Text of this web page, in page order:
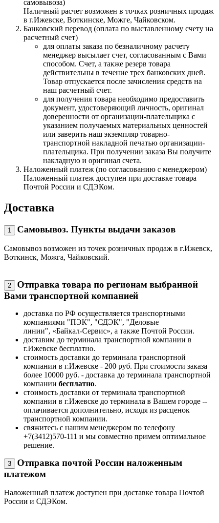
самовывоза)
Наличный расчет возможен в точках розничных продаж
в г.Ижевске, Воткинске, Можге, Чайковском.
Банковский перевод (оплата по выставленному счету на
расчетный счет)
для оплаты заказа по безналичному расчету
менеджер высылает счет, согласованным с Вами
способом. Счет, а также резерв товара
действительны в течение трех банковских дней.
Товар отпускается после зачисления средств на
наш расчетный счет.
для получения товара необходимо предоставить
документ, удостоверяющий личность, оригинал
доверенности от организации-плательщика с
указанием получаемых материальных ценностей
или заверить наш экземпляр товарно-
транспортной накладной печатью организации-
плательщика. При получении заказа Вы получите
накладную и оригинал счета.
Наложенный платеж (по согласованию с менеджером)
Наложенный платеж доступен при доставке товара
Почтой России и СДЭКом.
Доставка
1 Самовывоз. Пункты выдачи заказов
Самовывоз возможен из точек розничных продаж в г.Ижевск,
Воткинск, Можга, Чайковский.
2
Отправка товара по регионам выбранной
Вами транспортной компанией
доставка по РФ осуществляется транспортными
компаниями "ПЭК", "СДЭК", "Деловые
линии", «Байкал-Сервис», а также Почтой России.
доставим до терминала транспортной компании в
г.Ижевске бесплатно.
стоимость доставки до терминала транспортной
компании в г.Ижевске - 200 руб. При стоимости заказа
более 10000 руб. - доставка до терминала транспортной
компании бесплатно.
стоимость доставки от терминала транспортной
компании в г.Ижевске до терминала в Вашем городе --
оплачивается дополнительно, исходя из расценок
транспортной компании.
свяжитесь с нашим менеджером по телефону
+7(3412)570-111 и мы совместно примем оптимальное
решение.
3
Отправка почтой России наложенным
платежом
Наложенный платеж доступен при доставке товара Почтой
России и СДЭКом.